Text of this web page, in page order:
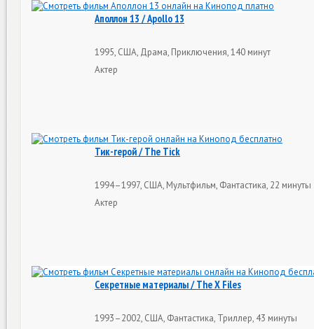
Аполлон 13 / Apollo 13
1995, США, Драма, Приключения, 140 минут
Актер
Тик-герой / The Tick
1994–1997, США, Мультфильм, Фантастика, 22 минуты
Актер
Секретные материалы / The X Files
1993–2002, США, Фантастика, Триллер, 43 минуты